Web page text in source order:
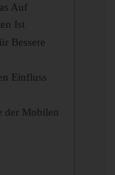
Auf
Ist
Bessere
Einfluss
der Mobilen